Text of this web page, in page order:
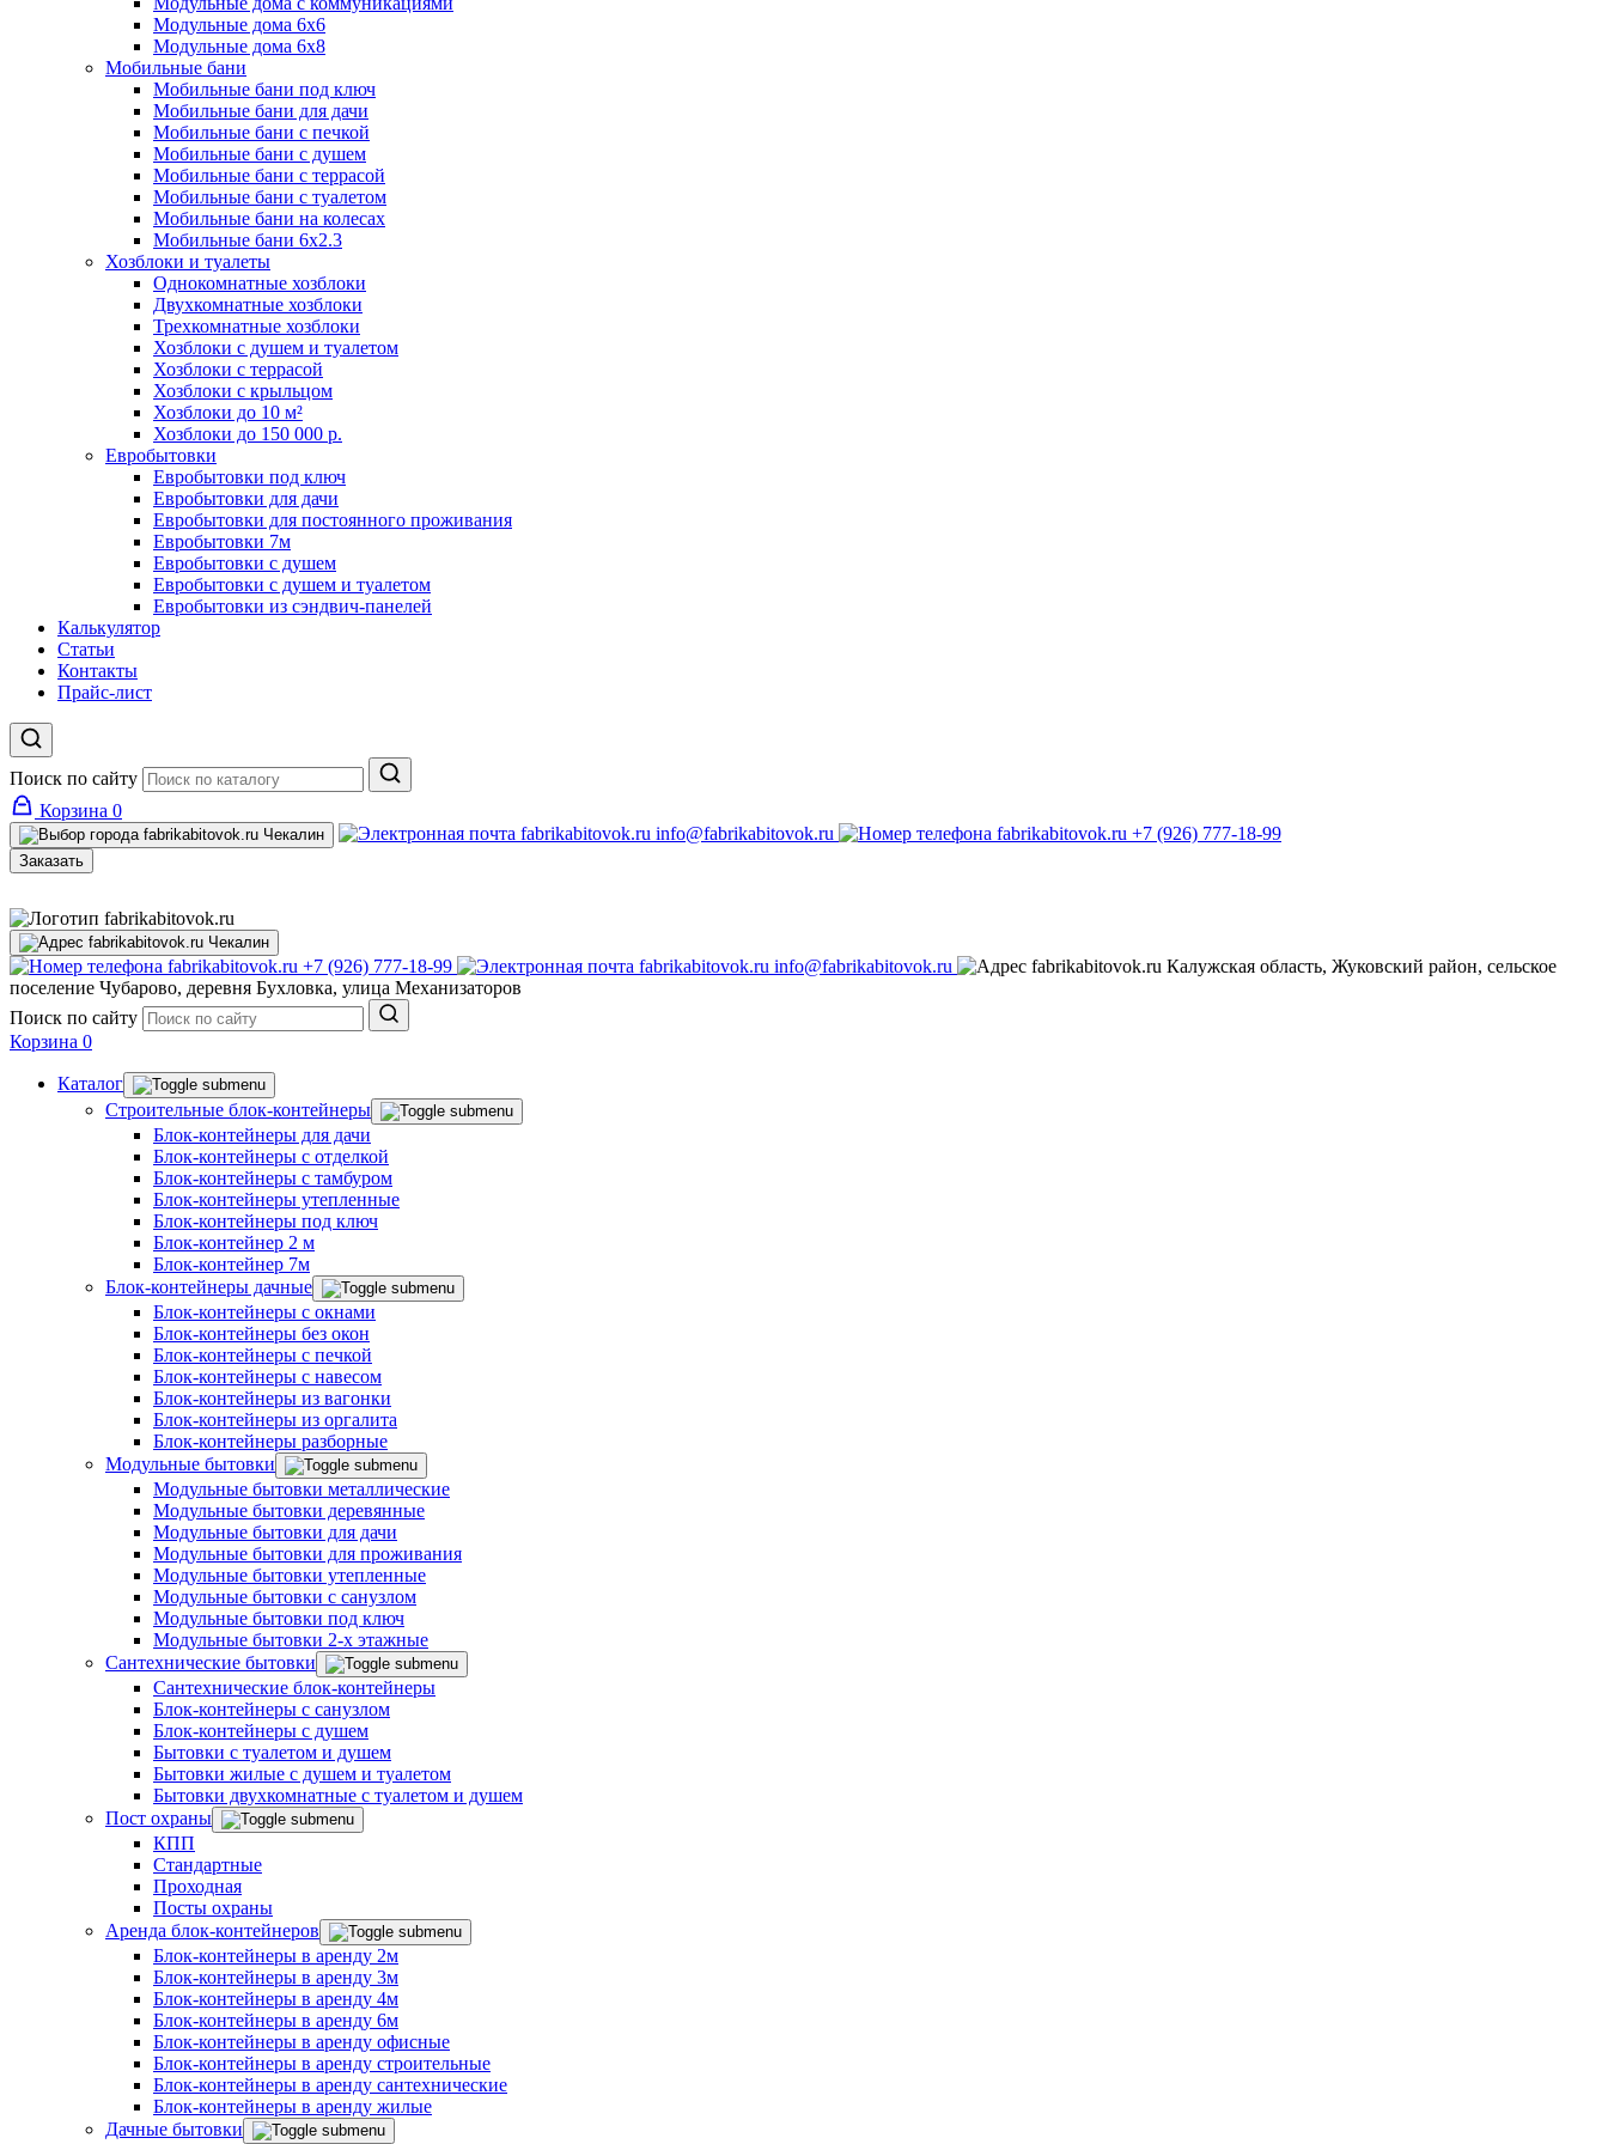
Модульные дома 6x6
Модульные дома 6x8
Мобильные бани
Мобильные бани под ключ
Мобильные бани для дачи
Мобильные бани с печкой
Мобильные бани с душем
Мобильные бани с террасой
Мобильные бани с туалетом
Мобильные бани на колесах
Мобильные бани 6х2.3
Хозблоки и туалеты
Однокомнатные хозблоки
Двухкомнатные хозблоки
Трехкомнатные хозблоки
Хозблоки с душем и туалетом
Хозблоки с террасой
Хозблоки с крыльцом
Хозблоки до 10 м²
Хозблоки до 150 000 р.
Евробытовки
Евробытовки под ключ
Евробытовки для дачи
Евробытовки для постоянного проживания
Евробытовки 7м
Евробытовки с душем
Евробытовки с душем и туалетом
Евробытовки из сэндвич-панелей
Калькулятор
Статьи
Контакты
Прайс-лист
Поиск по сайту
Корзина 0
Чекалин info@fabrikabitovok.ru +7 (926) 777-18-99
Заказать
Чекалин
+7 (926) 777-18-99 info@fabrikabitovok.ru
Калужская область, Жуковский район, сельское
поселение Чубарово, деревня Бухловка, улица Механизаторов
Поиск по сайту
Корзина 0
Каталог
Строительные блок-контейнеры
Блок-контейнеры для дачи
Блок-контейнеры с отделкой
Блок-контейнеры с тамбуром
Блок-контейнеры утепленные
Блок-контейнеры под ключ
Блок-контейнер 2 м
Блок-контейнер 7м
Блок-контейнеры дачные
Блок-контейнеры с окнами
Блок-контейнеры без окон
Блок-контейнеры с печкой
Блок-контейнеры с навесом
Блок-контейнеры из вагонки
Блок-контейнеры из оргалита
Блок-контейнеры разборные
Модульные бытовки
Модульные бытовки металлические
Модульные бытовки деревянные
Модульные бытовки для дачи
Модульные бытовки для проживания
Модульные бытовки утепленные
Модульные бытовки с санузлом
Модульные бытовки под ключ
Модульные бытовки 2-х этажные
Сантехнические бытовки
Сантехнические блок-контейнеры
Блок-контейнеры с санузлом
Блок-контейнеры с душем
Бытовки с туалетом и душем
Бытовки жилые с душем и туалетом
Бытовки двухкомнатные с туалетом и душем
Пост охраны
КПП
Стандартные
Проходная
Посты охраны
Аренда блок-контейнеров
Блок-контейнеры в аренду 2м
Блок-контейнеры в аренду 3м
Блок-контейнеры в аренду 4м
Блок-контейнеры в аренду 6м
Блок-контейнеры в аренду офисные
Блок-контейнеры в аренду строительные
Блок-контейнеры в аренду сантехнические
Блок-контейнеры в аренду жилые
Дачные бытовки